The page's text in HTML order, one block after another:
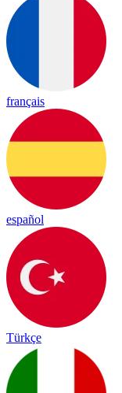
français
español
Türkçe